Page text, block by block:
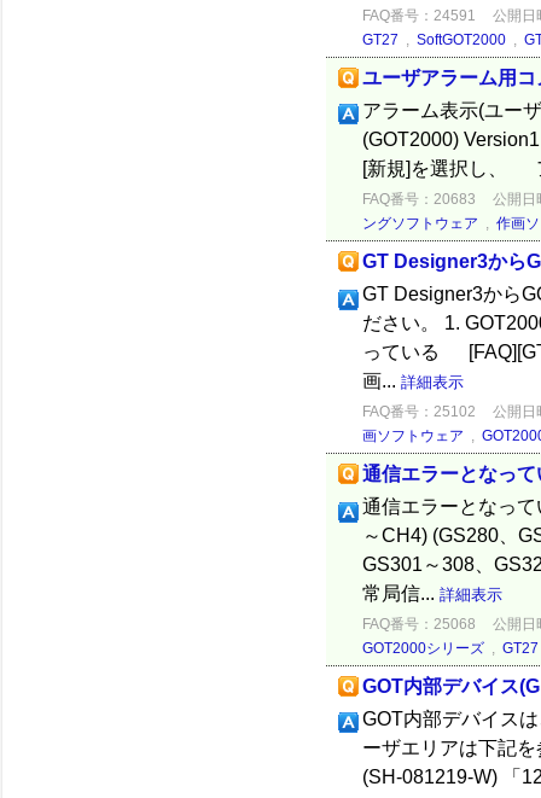
FAQ番号：24591
公開日
GT27 , SoftGOT2000 ,
ユーザアラーム用
アラーム表示(ユー
(GOT2000)
[新規]を選択し、
FAQ番号：20683
公開日
ングソフトウェア , 作画
GT Designer3から
GT Designer3から
ださい。 1.
っている
画... 詳細表示
FAQ番号：25102
公開日
画ソフトウェア ,
通信エラーとなっ
通信エラーとなっ
～CH4) (GS280、
GS301～308、
常局信... 詳細表示
FAQ番号：25068
公開日
GOT2000シリーズ , GT27
GOT内部デバイス
GOT内部デバイス
ーザエリアは下記
(SH-081219-W) 「